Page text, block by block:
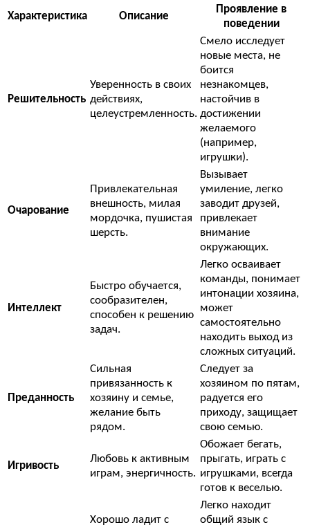
Характеристика Описание
Проявление в
поведении
Решительность
Уверенность в своих
действиях,
целеустремленность.
Смело исследует
новые места, не
боится
незнакомцев,
настойчив в
достижении
желаемого
(например,
игрушки).
Очарование
Привлекательная
внешность, милая
мордочка, пушистая
шерсть.
Вызывает
умиление, легко
заводит друзей,
привлекает
внимание
окружающих.
Интеллект
Быстро обучается,
сообразителен,
способен к решению
задач.
Легко осваивает
команды, понимает
интонации хозяина,
может
самостоятельно
находить выход из
сложных ситуаций.
Преданность
Сильная
привязанность к
хозяину и семье,
желание быть
рядом.
Следует за
хозяином по пятам,
радуется его
приходу, защищает
свою семью.
Игривость
Любовь к активным
играм, энергичность.
Обожает бегать,
прыгать, играть с
игрушками, всегда
готов к веселью.
Хорошо ладит с
Легко находит
общий язык с